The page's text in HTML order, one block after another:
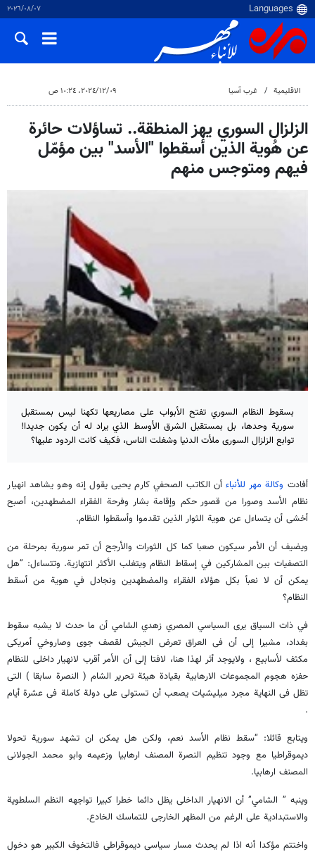
٠٧‏/٠٨‏/٢٠٢٦
الاقلیمیة غرب آسیا ٠٩‏/١٢‏/٢٠٢٤، ١٠:٢٤ ص
الزلزال السوري يهز المنطقة.. تساؤلات حائرة
عن هُوية الذين أسقطوا "الأسد" بين مؤمّل
فيهم ومتوجس منهم
بسقوط النظام السوري تفتح الأبواب على مصاريعها تكهنا ليس بمستقبل
سورية وحدها، بل بمستقبل الشرق الأوسط الذي يراد له أن يكون جديدا!
توابع الزلزال السورى ملأت الدنيا وشغلت الناس، فكيف كانت الردود عليها؟
أفادت وكالة مهر للأنباءأن الكاتب الصحفي كارم يحيى يقول إنه وهو يشاهد انهيار
نظام الأسد وصورا من قصور حكم وإقامة بشار وفرحة الفقراء المضطهدين، أصبح
أخشى أن يتساءل عن هوية الثوار الذين تقدموا وأسقطوا النظام.
ويضيف أن الأمر سيكون صعبا كما كل الثورات والأرجح أن تمر سورية بمرحلة من
التصفيات بين المشاركين في إسقاط النظام ويتغلب الأكثر انتهازية. وتتساءل: ”هل
يمكن أن لا نعبأ بكل هؤلاء الفقراء والمضطهدين ونجادل في هوية من أسقط
النظام؟
في ذات السياق يرى السياسي المصري زهدي الشامي أن ما حدث لا يشبه سقوط
بغداد، مشيرا إلى أن فى العراق تعرض الجيش لقصف جوى وصاروخي أمريكى
مكثف لأسابيع ، ولايوجد أثر لهذا هنا، لافتا إلى أن الأمر أقرب لانهيار داخلى للنظام
حفزه هجوم المجموعات الارهابية بقيادة هيئة تحرير الشام ( النصرة سابقا ) التى
تظل فى النهاية مجرد ميليشيات يصعب أن تستولى على دولة كاملة فى عشرة أيام
.
ويتابع قائلا: “سقط نظام الأسد نعم، ولكن هل يمكن ان تشهد سورية تحولا
ديموقراطيا مع وجود تنظيم النصرة المصنف ارهابيا وزعيمه وابو محمد الجولانى
المصنف ارهابيا.
وينبه ” الشامي” أن الانهيار الداخلى يظل دائما خطرا كبيرا تواجهه النظم السلطوية
والاستبدادية على الرغم من المظهر الخارجى للتماسك الخادع.
واختتم مؤكدا أنه اذا لم يحدث مسار سياسى ديموقراطى فالتخوف الكبير هو دخول